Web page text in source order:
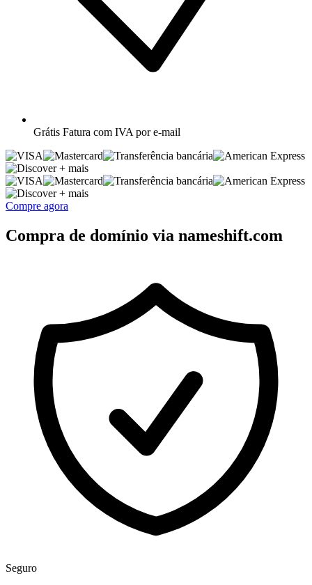
Grátis Fatura com IVA por e-mail
+ mais
+ mais
Compre agora
Compra de domínio via nameshift.com
Seguro